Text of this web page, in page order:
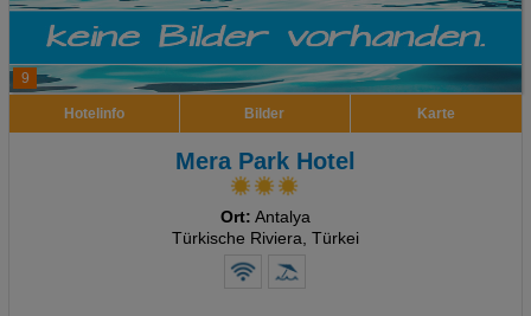
9
Hotelinfo Bilder Karte
Mera Park Hotel
Ort: Antalya
Türkische Riviera, Türkei